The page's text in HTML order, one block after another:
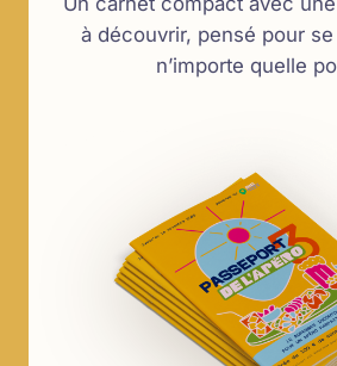
à découvrir, pensé pour
n’importe quelle